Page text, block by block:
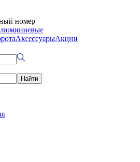
номер
АксессуарыАкции
Найти